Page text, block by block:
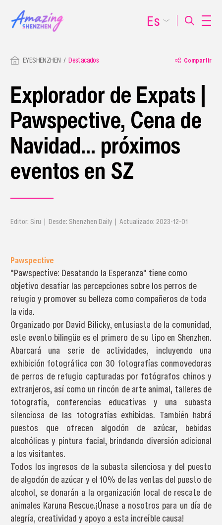
EYESHENZHEN Destacados Compartir
Explorador de Expats |
Pawspective, Cena de
Navidad... próximos
eventos en SZ
Editor: Siru | Desde: Shenzhen Daily | Actualizado: 2023-12-01
Pawspective
"Pawspective: Desatando la Esperanza" tiene como
objetivo desafiar las percepciones sobre los perros de
refugio y promover su belleza como compañeros de toda
la vida.
Organizado por David Bilicky, entusiasta de la comunidad,
este evento bilingüe es el primero de su tipo en Shenzhen.
Abarcará una serie de actividades, incluyendo una
exhibición fotográfica con 30 fotografías conmovedoras
de perros de refugio capturadas por fotógrafos chinos y
extranjeros, así como un rincón de arte animal, talleres de
fotografía, conferencias educativas y una subasta
silenciosa de las fotografías exhibidas. También habrá
puestos que ofrecen algodón de azúcar, bebidas
alcohólicas y pintura facial, brindando diversión adicional
a los visitantes.
Todos los ingresos de la subasta silenciosa y del puesto
de algodón de azúcar y el 10% de las ventas del puesto de
alcohol, se donarán a la organización local de rescate de
animales Karuna Rescue.¡Únase a nosotros para un día de
alegría, creatividad y apoyo a esta increíble causa!
Es